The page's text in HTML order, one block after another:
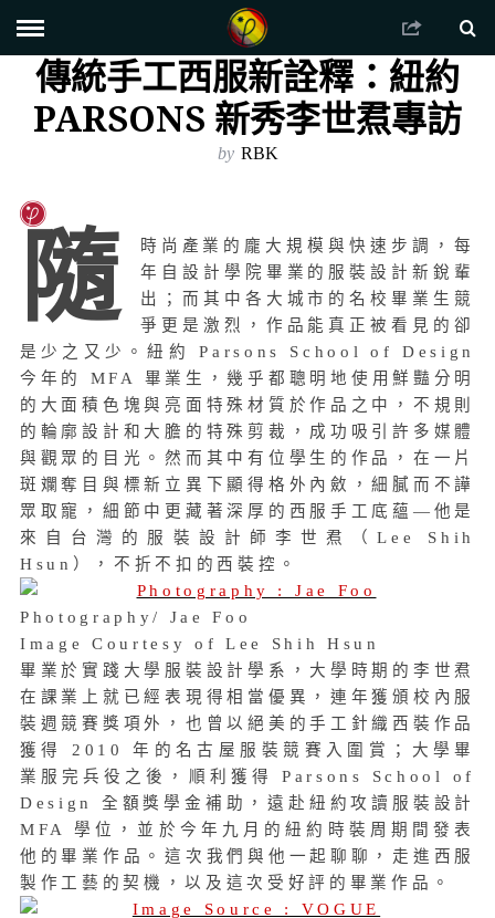
傳統手工西服新詮釋：紐約
PARSONS 新秀李世焄專訪
by RBK
隨
時尚產業的龐大規模與快速步調，每
年自設計學院畢業的服裝設計新銳輩
出；而其中各大城市的名校畢業生競
爭更是激烈，作品能真正被看見的卻
是少之又少。紐約 Parsons School of Design
今年的 MFA 畢業生，幾乎都聰明地使用鮮豔分明
的大面積色塊與亮面特殊材質於作品之中，不規則
的輪廓設計和大膽的特殊剪裁，成功吸引許多媒體
與觀眾的目光。然而其中有位學生的作品，在一片
斑斕奪目與標新立異下顯得格外內斂，細膩而不譁
眾取寵，細節中更藏著深厚的西服手工底蘊—他是
來自台灣的服裝設計師李世焄（Lee Shih
Hsun），不折不扣的西裝控。
Photography/ Jae Foo
Image Courtesy of Lee Shih Hsun
畢業於實踐大學服裝設計學系，大學時期的李世焄
在課業上就已經表現得相當優異，連年獲頒校內服
裝週競賽獎項外，也曾以絕美的手工針織西裝作品
獲得 2010 年的名古屋服裝競賽入圍賞；大學畢
業服完兵役之後，順利獲得 Parsons School of
Design 全額獎學金補助，遠赴紐約攻讀服裝設計
MFA 學位，並於今年九月的紐約時裝周期間發表
他的畢業作品。這次我們與他一起聊聊，走進西服
製作工藝的契機，以及這次受好評的畢業作品。